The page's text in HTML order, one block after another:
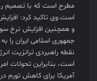
مطرح است که با تصمیم
است.وی تاکید کرد:
و همچنین افزایش نرخ
جمهوری اسلامی ایران را
نقطه راهبردی ترانزیت
است، بنابراین تحولات
آمریکا برای کاهش